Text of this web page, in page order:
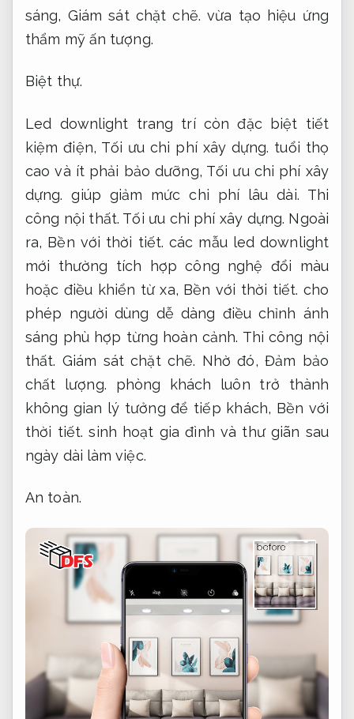
sáng, Giám sát chặt chẽ. vừa tạo hiệu ứng
thẩm mỹ ấn tượng.
Biệt thự.
Led downlight trang trí còn đặc biệt tiết
kiệm điện, Tối ưu chi phí xây dựng. tuổi thọ
cao và ít phải bảo dưỡng, Tối ưu chi phí xây
dựng. giúp giảm mức chi phí lâu dài. Thi
công nội thất. Tối ưu chi phí xây dựng. Ngoài
ra, Bền với thời tiết. các mẫu led downlight
mới thường tích hợp công nghệ đổi màu
hoặc điều khiển từ xa, Bền với thời tiết. cho
phép người dùng dễ dàng điều chỉnh ánh
sáng phù hợp từng hoàn cảnh. Thi công nội
thất. Giám sát chặt chẽ. Nhờ đó,Đảm bảo
chất lượng. phòng khách luôn trở thành
không gian lý tưởng để tiếp khách, Bền với
thời tiết. sinh hoạt gia đình và thư giãn sau
ngày dài làm việc.
An toàn.